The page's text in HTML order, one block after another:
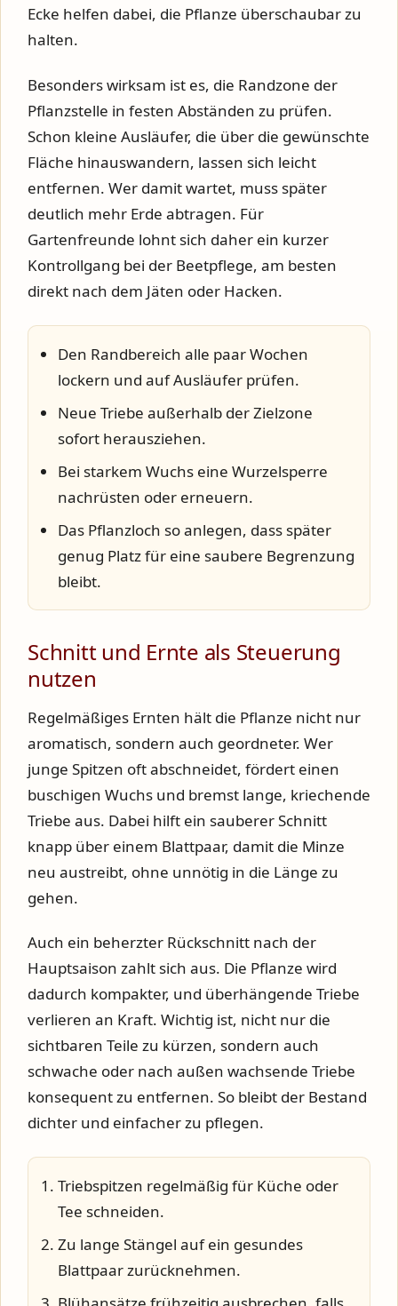
Ecke helfen dabei, die Pflanze überschaubar zu
halten.
Besonders wirksam ist es, die Randzone der
Pflanzstelle in festen Abständen zu prüfen.
Schon kleine Ausläufer, die über die gewünschte
Fläche hinauswandern, lassen sich leicht
entfernen. Wer damit wartet, muss später
deutlich mehr Erde abtragen. Für
Gartenfreunde lohnt sich daher ein kurzer
Kontrollgang bei der Beetpflege, am besten
direkt nach dem Jäten oder Hacken.
Den Randbereich alle paar Wochen
lockern und auf Ausläufer prüfen.
Neue Triebe außerhalb der Zielzone
sofort herausziehen.
Bei starkem Wuchs eine Wurzelsperre
nachrüsten oder erneuern.
Das Pflanzloch so anlegen, dass später
genug Platz für eine saubere Begrenzung
bleibt.
Schnitt und Ernte als Steuerung
nutzen
Regelmäßiges Ernten hält die Pflanze nicht nur
aromatisch, sondern auch geordneter. Wer
junge Spitzen oft abschneidet, fördert einen
buschigen Wuchs und bremst lange, kriechende
Triebe aus. Dabei hilft ein sauberer Schnitt
knapp über einem Blattpaar, damit die Minze
neu austreibt, ohne unnötig in die Länge zu
gehen.
Auch ein beherzter Rückschnitt nach der
Hauptsaison zahlt sich aus. Die Pflanze wird
dadurch kompakter, und überhängende Triebe
verlieren an Kraft. Wichtig ist, nicht nur die
sichtbaren Teile zu kürzen, sondern auch
schwache oder nach außen wachsende Triebe
konsequent zu entfernen. So bleibt der Bestand
dichter und einfacher zu pflegen.
Triebspitzen regelmäßig für Küche oder
Tee schneiden.
Zu lange Stängel auf ein gesundes
Blattpaar zurücknehmen.